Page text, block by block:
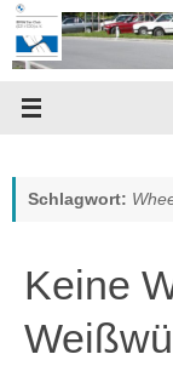
Zum
Inhalt
springen
Schlagwort:
Keine